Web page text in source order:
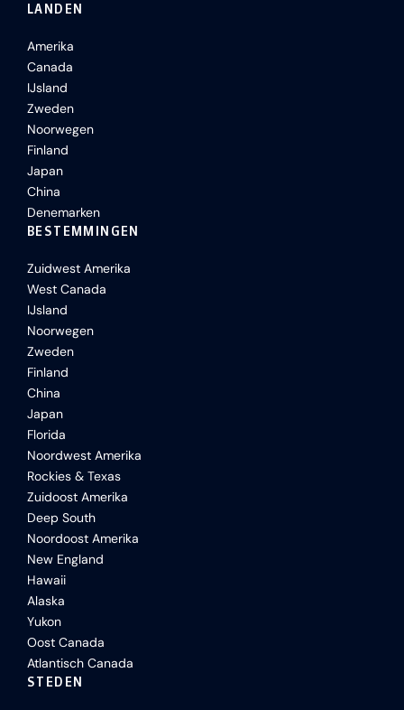
LANDEN
Amerika
Canada
IJsland
Zweden
Noorwegen
Finland
Japan
China
Denemarken
BESTEMMINGEN
Zuidwest Amerika
West Canada
IJsland
Noorwegen
Zweden
Finland
China
Japan
Florida
Noordwest Amerika
Rockies & Texas
Zuidoost Amerika
Deep South
Noordoost Amerika
New England
Hawaii
Alaska
Yukon
Oost Canada
Atlantisch Canada
STEDEN